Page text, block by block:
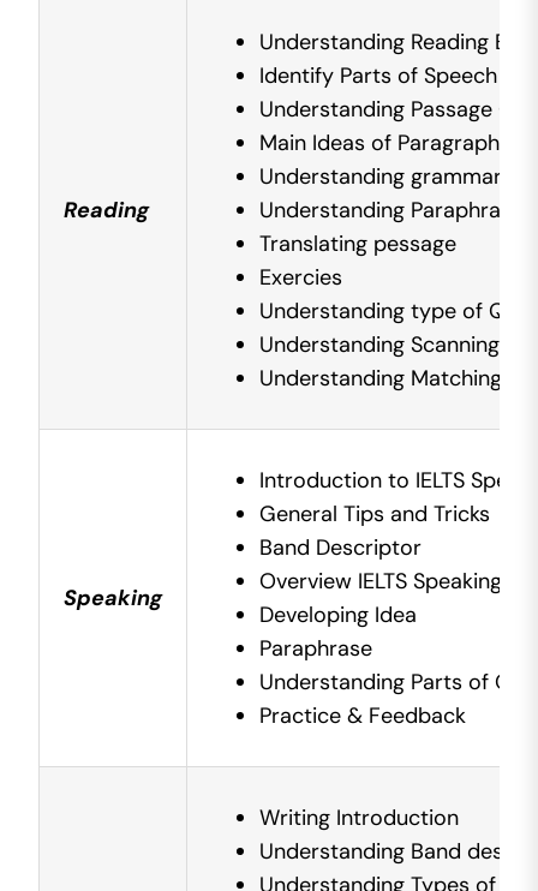
Reading
Understanding Reading
Identify Parts of Speech
Understanding Passage
Main Ideas of Paragraph
Understanding grammar in
Understanding
Translating pessage
Exercies
Understanding type of
Understanding Scanning
Understanding Matching
Speaking
Introduction to IELTS
General Tips and Tricks
Band Descriptor
Overview IELTS Speaking
Developing Idea
Paraphrase
Understanding Parts of
Practice & Feedback
Writing Introduction
Understanding Band
Understanding Types of